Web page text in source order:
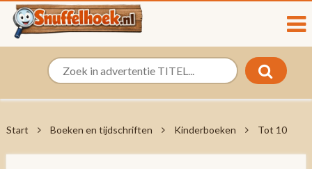
Start Boeken en tijdschriften Kinderboeken Tot 10